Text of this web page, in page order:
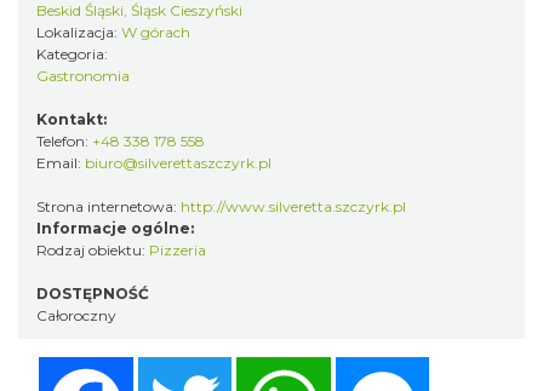
Beskid Śląski, Śląsk Cieszyński
Lokalizacja: W górach
Kategoria:
Gastronomia
Kontakt:
Telefon: +48 338 178 558
Email: biuro@silverettaszczyrk.pl
Strona internetowa: http://www.silveretta.szczyrk.pl
Informacje ogólne:
Rodzaj obiektu: Pizzeria
DOSTĘPNOŚĆ
Całoroczny
Twitter WhatsApp